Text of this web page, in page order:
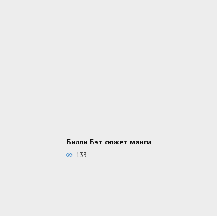
Билли Бэт сюжет манги
133